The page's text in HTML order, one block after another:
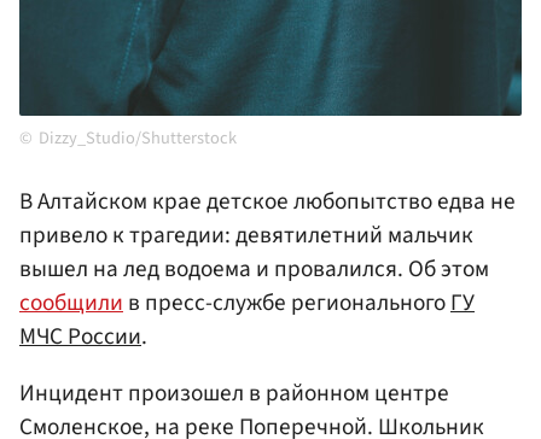
Dizzy_Studio/Shutterstock
В Алтайском крае детское любопытство едва не
привело к трагедии: девятилетний мальчик
вышел на лед водоема и провалился. Об этом
сообщилив пресс-службе региональногоГУ
МЧС России.
Инцидент произошел в районном центре
Смоленское, на реке Поперечной. Школьник